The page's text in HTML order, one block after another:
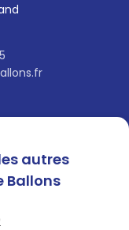
autres
Ballons